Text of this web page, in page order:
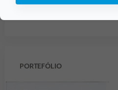
que se traduziram numa real
PORTEFÓLIO